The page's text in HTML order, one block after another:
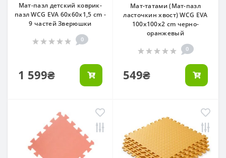
Мат-пазл детский коврик-
пазл WCG EVA 60х60х1,5 cm -
9 частей Зверюшки
0
1 599₴
Мат-татами (Мат-пазл
ласточкин хвост) WCG EVA
100х100х2 cm черно-
оранжевый
0
549₴